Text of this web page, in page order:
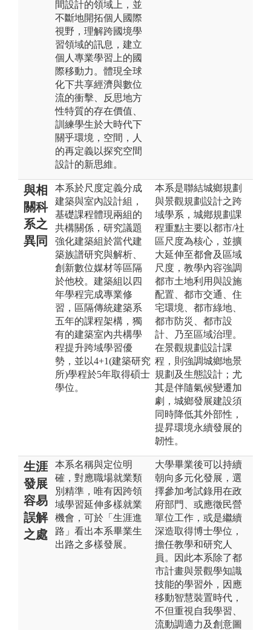
間設計的領域上，並
不斷地開拓個人國際
視野，理解跨國境學
習領域的訊息，建立
個人專業學習上的國
際移動力。體現全球
化下共享經濟與數位
流的衝擊、反思地方
性特質的存在價值、
訓練學生於大時代下
關乎環境，空間，人
的再定義以探究空間
設計的新思維。
與相
關科
系之
異同
本系於尺度定義分成
建築與室內設計組，
基礎課程體現兩組的
共構關係，研究議題
強化建築組於當代建
築族譜研究與解析、
創新數位媒材等區隔
於他校。建築組以四
年學程完成專業修
習，區隔傳統建築系
五年的課程架構，獨
有的建築室內共構學
程提升跨域學習優
勢，並以4+1(建築研究
所)學程於5年取得碩士
學位。
本系是聯結城鄉規劃
與景觀規劃設計之跨
域學系，城鄕規劃課
程重點主要以都市/社
區尺度為核心，並擴
大延伸至都會及區域
尺度，教學內容強調
都市土地利用與設施
配置、都市交通、住
宅環境、都市綠地、
都市防災、都市設
計、乃至區域治理。
在景觀規劃設計課
程，則強調城鄉地景
規劃及生態設計；尤
其是伴隨氣候變遷加
劇，城鄉發展建設須
同時降低其外部性，
提昇環境永續發展的
韌性。
生涯
發展
容易
誤解
之處
本系名稱與定位明
確，對應職場就業類
別精準，唯有因跨領
域學習延伸多樣就業
機會，可於「生涯進
路」看出本系畢業生
出路之多樣發展。
大學畢業後可以持續
朝向多元化發展，選
擇參加考試錄用在政
府部門、或應徵民營
單位工作，或是繼續
深造取得博士學位，
擔任教學和研究人
員。因此本系除了都
市計畫與景觀學知識
技能的學習外，因應
移動智慧裝置時代，
不但重視自我學習、
流動調適力及創意圖